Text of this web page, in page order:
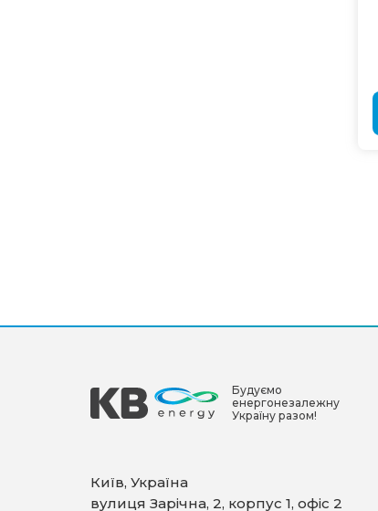
Будуємо
енергонезалежну
Україну разом!
Київ, Україна
вулиця Зарічна, 2, корпус 1, офіс 2